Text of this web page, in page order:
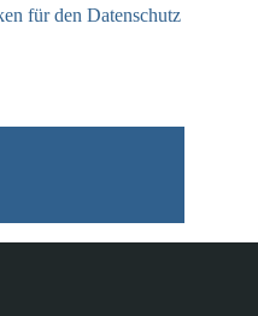
für den Datenschutz